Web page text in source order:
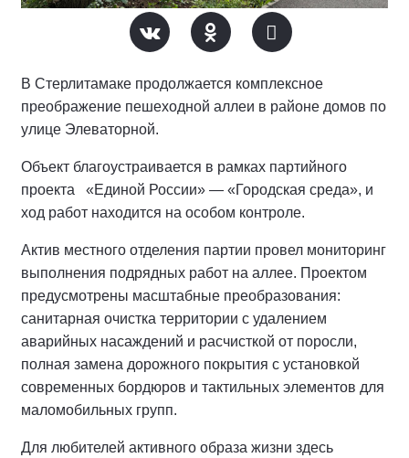
В Стерлитамаке продолжается комплексное
преображение пешеходной аллеи в районе домов по
улице Элеваторной.
Объект благоустраивается в рамках партийного
проекта «Единой России» — «Городская среда», и
ход работ находится на особом контроле.
Актив местного отделения партии провел мониторинг
выполнения подрядных работ на аллее. Проектом
предусмотрены масштабные преобразования:
санитарная очистка территории с удалением
аварийных насаждений и расчисткой от поросли,
полная замена дорожного покрытия с установкой
современных бордюров и тактильных элементов для
маломобильных групп.
Для любителей активного образа жизни здесь